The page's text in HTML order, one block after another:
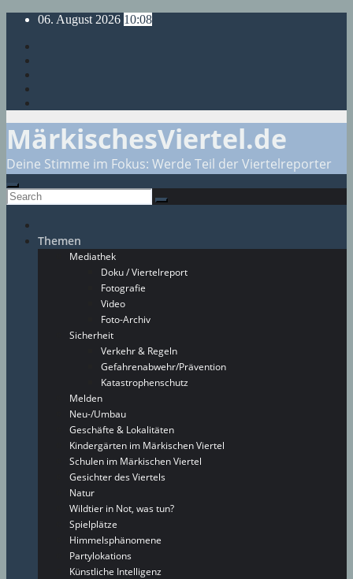
Skip
content
06. August 2026 10:08
MärkischesViertel.de
Deine Stimme im Fokus: Werde Teil der Viertelreporter
Themen
Mediathek
Doku / Viertelreport
Fotografie
Video
Foto-Archiv
Sicherheit
Verkehr & Regeln
Gefahrenabwehr/Prävention
Katastrophenschutz
Melden
Neu-/Umbau
Geschäfte & Lokalitäten
Kindergärten im Märkischen Viertel
Schulen im Märkischen Viertel
Gesichter des Viertels
Natur
Wildtier in Not, was tun?
Spielplätze
Himmelsphänomene
Partylokations
Künstliche Intelligenz